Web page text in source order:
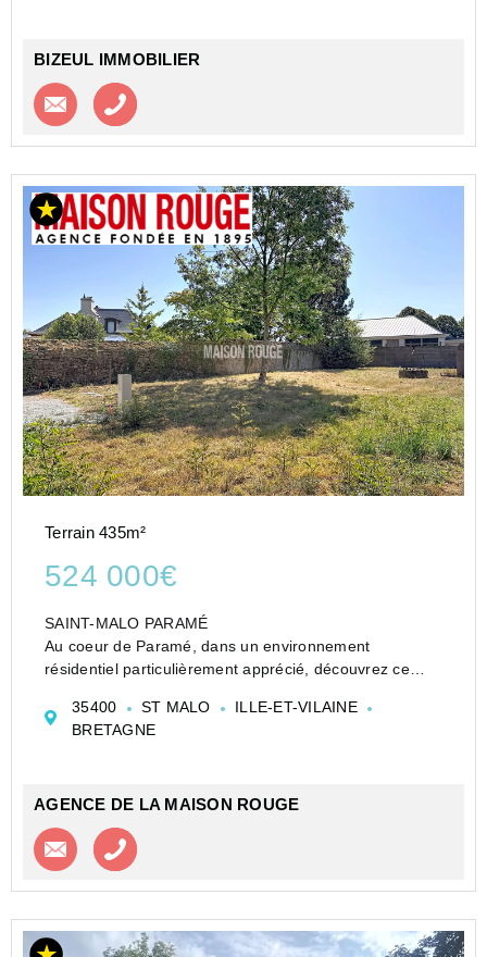
BIZEUL IMMOBILIER
Contacter l'agence
Terrain 435m²
524 000€
SAINT-MALO PARAMÉ
Au coeur de Paramé, dans un environnement
résidentiel particulièrement apprécié, découvrez ce
proximité immédiate des commerces, des écoles, des
transports et non loin des plages....
35400 ST MALO
ILLE-ET-VILAINE
BRETAGNE
AGENCE DE LA MAISON ROUGE
Contacter l'agence